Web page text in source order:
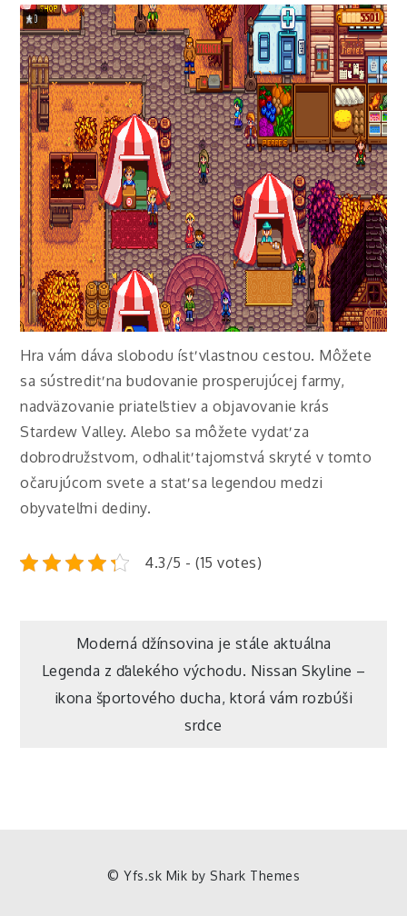
Hra vám dáva slobodu ísť vlastnou cestou. Môžete
sa sústrediť na budovanie prosperujúcej farmy,
nadväzovanie priateľstiev a objavovanie krás
Stardew Valley. Alebo sa môžete vydať za
dobrodružstvom, odhaliť tajomstvá skryté v tomto
očarujúcom svete a stať sa legendou medzi
obyvateľmi dediny.
4.3/5 - (15 votes)
Navigace
pro
Moderná džínsovina je stále aktuálna
Legenda z ďalekého východu. Nissan Skyline –
ikona športového ducha, ktorá vám rozbúši
srdce
© Yfs.sk Mik by Shark Themes